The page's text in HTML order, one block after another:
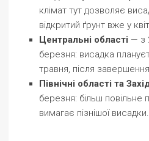
клімат тут дозволяє
відкритий ґрунт вже у
Центральні області — з
березня: висадка
травня, після
Північні області та
березня: більш повільне
вимагає пізнішої висадки.